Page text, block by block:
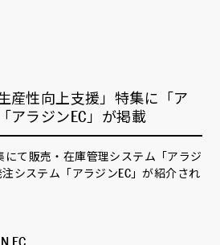
産性向上支援」特集に「ア
アラジンEC」が掲載
にて販売・在庫管理システム「アラジ
システム「アラジンEC」が紹介され